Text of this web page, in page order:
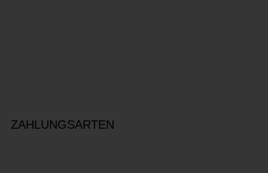
ZAHLUNGSARTEN